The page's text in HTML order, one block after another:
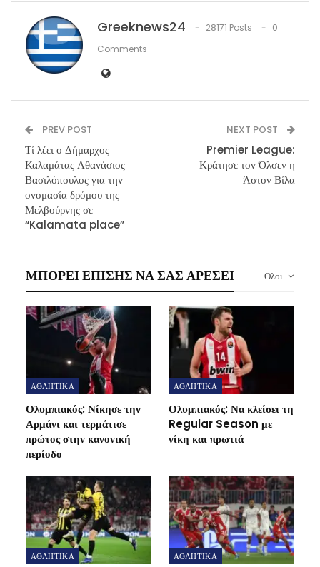
Greeknews24 28171 Posts
0
Comments
PREV POST
Τί λέει ο Δήμαρχος
Καλαμάτας Αθανάσιος
Βασιλόπουλος για την
ονομασία δρόμου της
Μελβούρνης σε
“Kalamata place”
NEXT POST
Premier League:
Κράτησε τον Όλσεν η
Άστον Βίλα
Ολοι
ΜΠΟΡΕΊ ΕΠΊΣΗΣ ΝΑ ΣΑΣ ΑΡΈΣΕΙ
ΑΘΛΗΤΙΚΑ
Ολυμπιακός: Νίκησε την
Αρμάνι και τερμάτισε
πρώτος στην κανονική
περίοδο
ΑΘΛΗΤΙΚΑ
Ολυμπιακός: Να κλείσει τη
Regular Season με
νίκη και πρωτιά
ΑΘΛΗΤΙΚΑ ΑΘΛΗΤΙΚΑ